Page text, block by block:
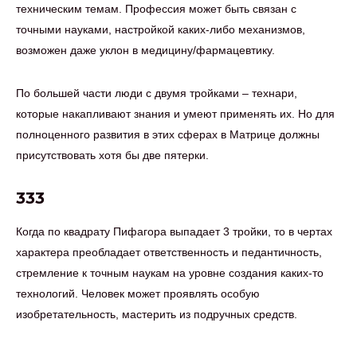
техническим темам. Профессия может быть связан с
точными науками, настройкой каких-либо механизмов,
возможен даже уклон в медицину/фармацевтику.
По большей части люди с двумя тройками – технари,
которые накапливают знания и умеют применять их. Но для
полноценного развития в этих сферах в Матрице должны
присутствовать хотя бы две пятерки.
333
Когда по квадрату Пифагора выпадает 3 тройки, то в чертах
характера преобладает ответственность и педантичность,
стремление к точным наукам на уровне создания каких-то
технологий. Человек может проявлять особую
изобретательность, мастерить из подручных средств.